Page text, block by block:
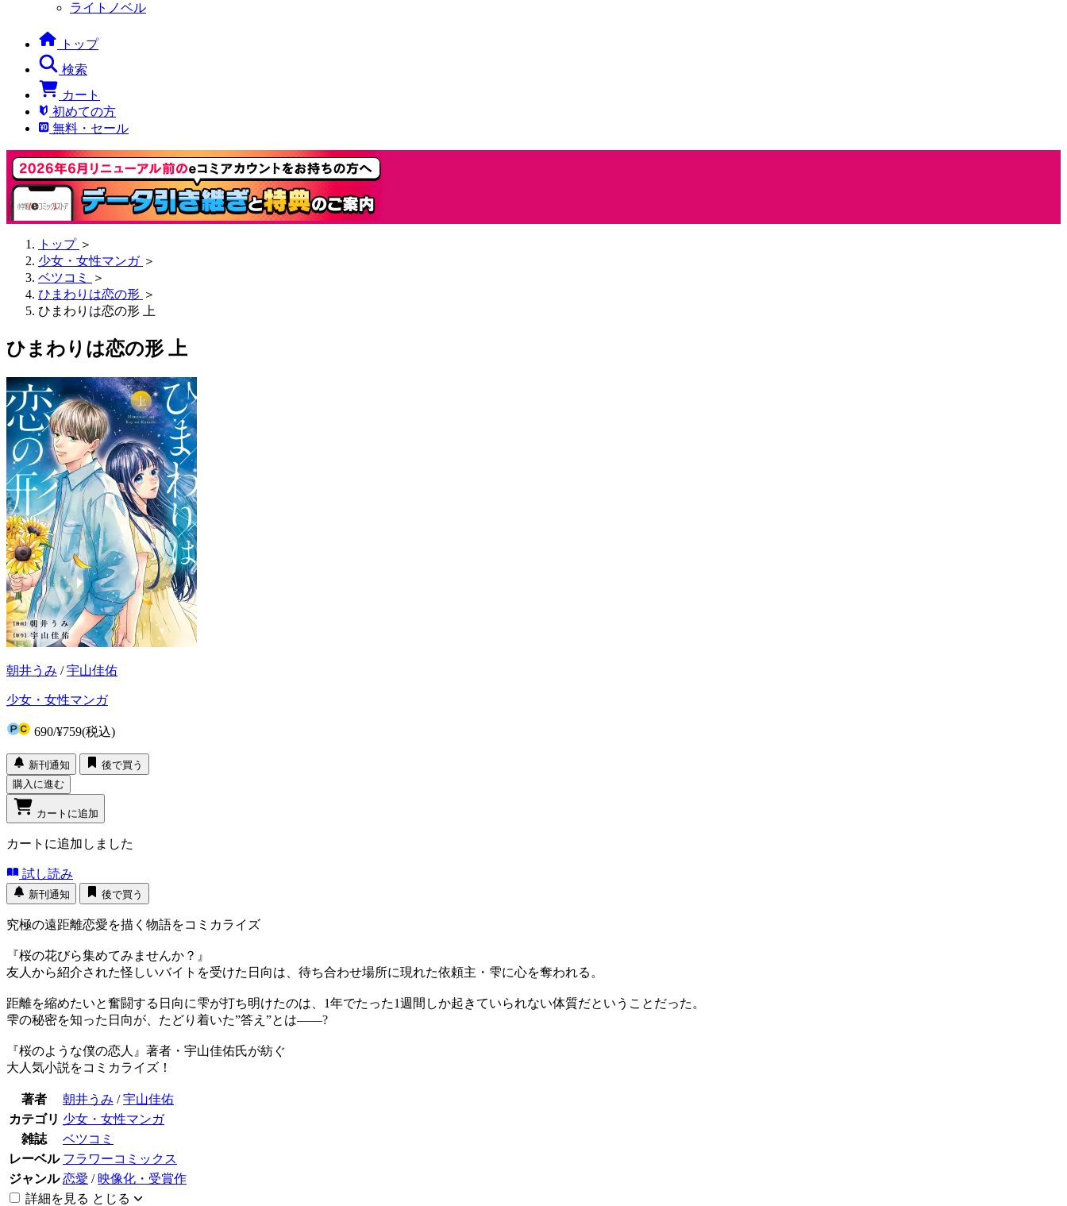
ライトノベル
トップ
検索
カート
初めての方
無料・セール
トップ ＞
少女・女性マンガ ＞
ベツコミ
＞
ひまわりは恋の形 ＞
ひまわりは恋の形 上
ひまわりは恋の形 上
朝井うみ /宇山佳佑
少女・女性マンガ
690/¥759(税込)
新刊通知
後で買う
購入に進む
カートに追加
カートに追加しました
試し読み
新刊通知 後で買う
究極の遠距離恋愛を描く物語をコミカライズ
『桜の花びら集めてみませんか？』
友人から紹介された怪しいバイトを受けた日向は、待ち合わせ場所に現れた依頼主・雫に心を奪われる。
距離を縮めたいと奮闘する日向に雫が打ち明けたのは、1年でたった1週間しか起きていられない体質だということだった。
雫の秘密を知った日向が、たどり着いた”答え”とは――?
『桜のような僕の恋人』著者・宇山佳佑氏が紡ぐ
大人気小説をコミカライズ！
著者 朝井うみ /宇山佳佑
カテゴリ 少女・女性マンガ
雑誌
ベツコミ
レーベル フラワーコミックス
ジャンル 恋愛 / 映像化・受賞作
詳細を見る とじる